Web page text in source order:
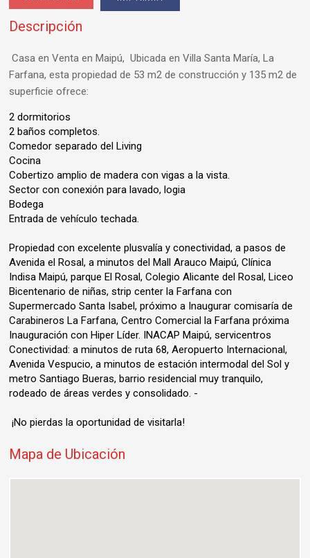
Descripción
Casa en Venta en Maipú, Ubicada en Villa Santa María, La
Farfana, esta propiedad de 53 m2 de construcción y 135 m2 de
superficie ofrece:
2 dormitorios
2 baños completos.
Comedor separado del Living
Cocina
Cobertizo amplio de madera con vigas a la vista.
Sector con conexión para lavado, logia
Bodega
Entrada de vehículo techada.
Propiedad con excelente plusvalía y conectividad, a pasos de
Avenida el Rosal, a minutos del Mall Arauco Maipú, Clínica
Indisa Maipú, parque El Rosal, Colegio Alicante del Rosal, Liceo
Bicentenario de niñas, strip center la Farfana con
Supermercado Santa Isabel, próximo a Inaugurar comisaría de
Carabineros La Farfana, Centro Comercial la Farfana próxima
Inauguración con Hiper Líder. INACAP Maipú, servicentros
Conectividad: a minutos de ruta 68, Aeropuerto Internacional,
Avenida Vespucio, a minutos de estación intermodal del Sol y
metro Santiago Bueras, barrio residencial muy tranquilo,
rodeado de áreas verdes y consolidado. -
¡No pierdas la oportunidad de visitarla!
Mapa de Ubicación